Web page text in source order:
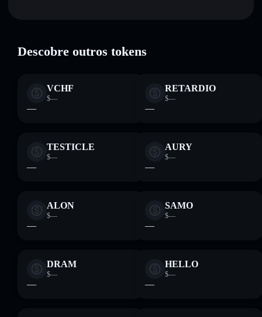
Descobre outros tokens
VCHF
$—
—
RETARDIO
$—
—
TESTICLE
$—
—
AURY
$—
—
ALON
$—
—
SAMO
$—
—
DRAM
$—
—
HELLO
$—
—